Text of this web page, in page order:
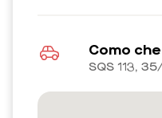
Como
SQS 113,